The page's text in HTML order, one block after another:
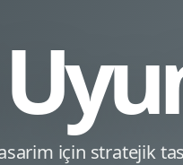
Tasarimi
UI Tasarimi
UX Optimizasyonu
için stratejik